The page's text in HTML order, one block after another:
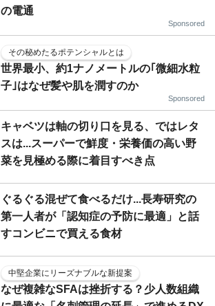
の電通
Sponsored
その秘めたるポテンシャルとは
世界最小、約1ナノメートルの｢微細水粒
子｣はなぜ髪や肌を潤すのか
Sponsored
キャベツは軸の切り口を見る、ではレタ
スは...スーパーで鮮度・栄養価の高い野
菜を見極める際に着目すべき点
ぐるぐる混ぜて食べるだけ...長寿研究の
第一人者が「認知症の予防に最適」と話
すコンビニで買える食材
中堅企業にリーズナブルな新提案
なぜ複雑なSFAは挫折する？少人数組織